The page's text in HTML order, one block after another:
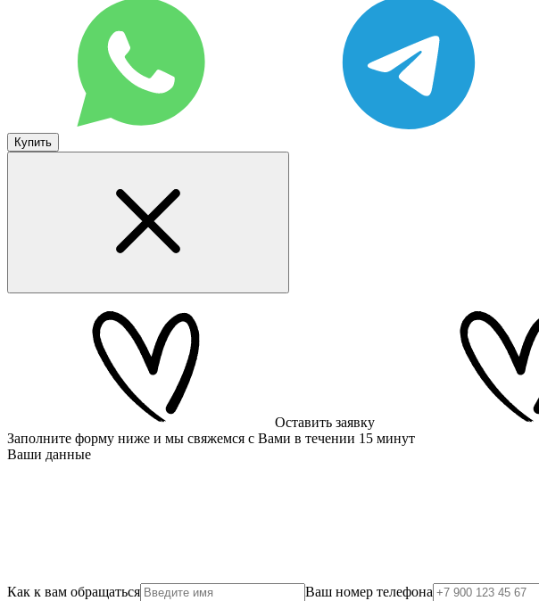
Купить
Оставить заявку
Заполните форму ниже и мы свяжемся с Вами в течении 15 минут
Ваши данные
Как к вам обращаться Ваш номер телефона